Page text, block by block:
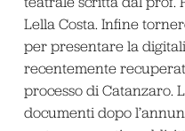
Lella Costa. Infine
per presentare la
recentemente
processo di Catanzaro.
documenti dopo